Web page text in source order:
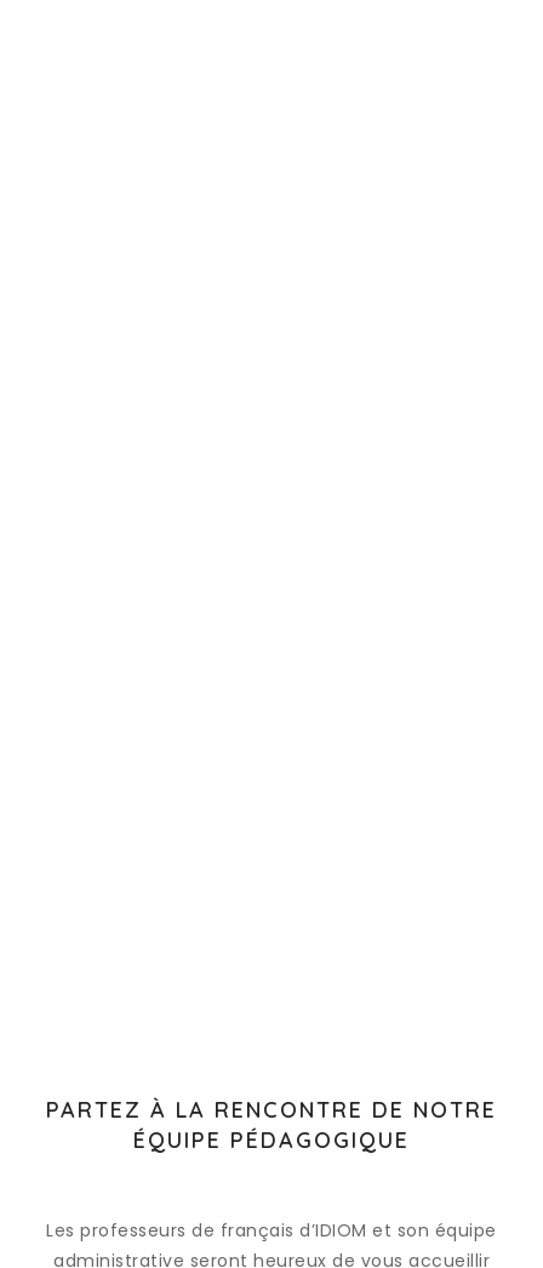
PARTEZ À LA RENCONTRE DE NOTRE
ÉQUIPE PÉDAGOGIQUE
Les professeurs de français d’IDIOM et son équipe
administrative seront heureux de vous accueillir